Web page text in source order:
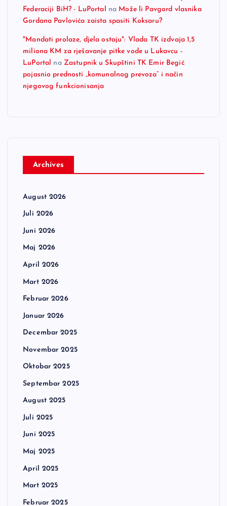
Federaciji BiH? - LuPortal
na Može li Pavgord vlasnika
Gordana Pavlovića zaista spasiti Koksaru?
"Mandati prolaze, djela ostaju": Vlada TK izdvaja 1,5
miliona KM za rješavanje pitke vode u Lukavcu -
LuPortal na Zastupnik u Skupštini TK Emir Begić
pojasnio prednosti „komunalnog prevoza“ i način
njegovog funkcionisanja
Archives
August 2026
Juli 2026
Juni 2026
Maj 2026
April 2026
Mart 2026
Februar 2026
Januar 2026
Decembar 2025
Novembar 2025
Oktobar 2025
Septembar 2025
August 2025
Juli 2025
Juni 2025
Maj 2025
April 2025
Mart 2025
Februar 2025